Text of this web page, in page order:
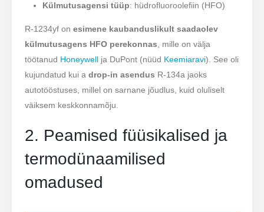
Külmutusagensi tüüp: hüdrofluoroolefiin (HFO)
R-1234yf onesimene kaubanduslikult saadaolev
külmutusagens HFO perekonnas , mille on välja
töötanud Honeywell ja DuPont (nüüd Keemiaravi). See oli
kujundatud kui adrop-in asendus R-134a jaoks
autotööstuses, millel on sarnane jõudlus, kuid oluliselt
väiksem keskkonnamõju.
2. Peamised füüsikalised ja
termodünaamilised
omadused